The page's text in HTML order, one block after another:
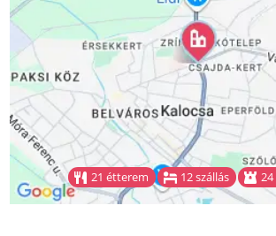
21 étterem 12 szállás